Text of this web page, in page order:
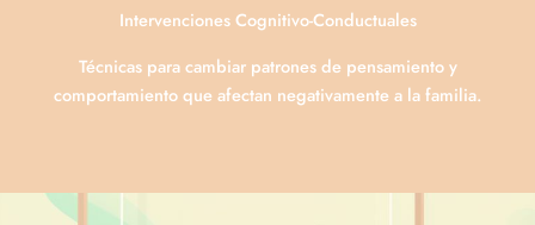
Intervenciones Cognitivo-Conductuales
Técnicas para cambiar patrones de pensamiento y
comportamiento que afectan negativamente a la familia.